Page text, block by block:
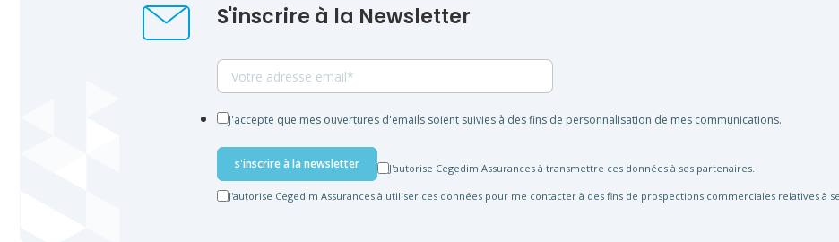
S'inscrire à la Newsletter
J'autorise Cegedim Assurances à transmettre ces données à ses partenaires.
J'accepte que mes ouvertures d'emails soient suivies à des fins de personnalisation de mes communications.
J'autorise Cegedim Assurances à utiliser ces données pour me contacter à des fins de prospections commerciales relatives à